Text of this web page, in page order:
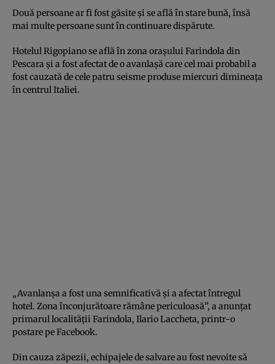
Două persoane ar fi fost găsite şi se află în stare bună, însă
mai multe persoane sunt în continuare dispărute.
Hotelul Rigopiano se află în zona oraşului Farindola din
Pescara şi a fost afectat de o avanlaşă care cel mai probabil a
fost cauzată de cele patru seisme produse miercuri dimineaţa
în centrul Italiei.
„Avanlanşa a fost una semnificativă şi a afectat întregul
hotel. Zona înconjurătoare rămâne periculoasă”, a anunţat
primarul localităţii Farindola, Ilario Laccheta, printr-o
postare pe Facebook.
Din cauza zăpezii, echipajele de salvare au fost nevoite să